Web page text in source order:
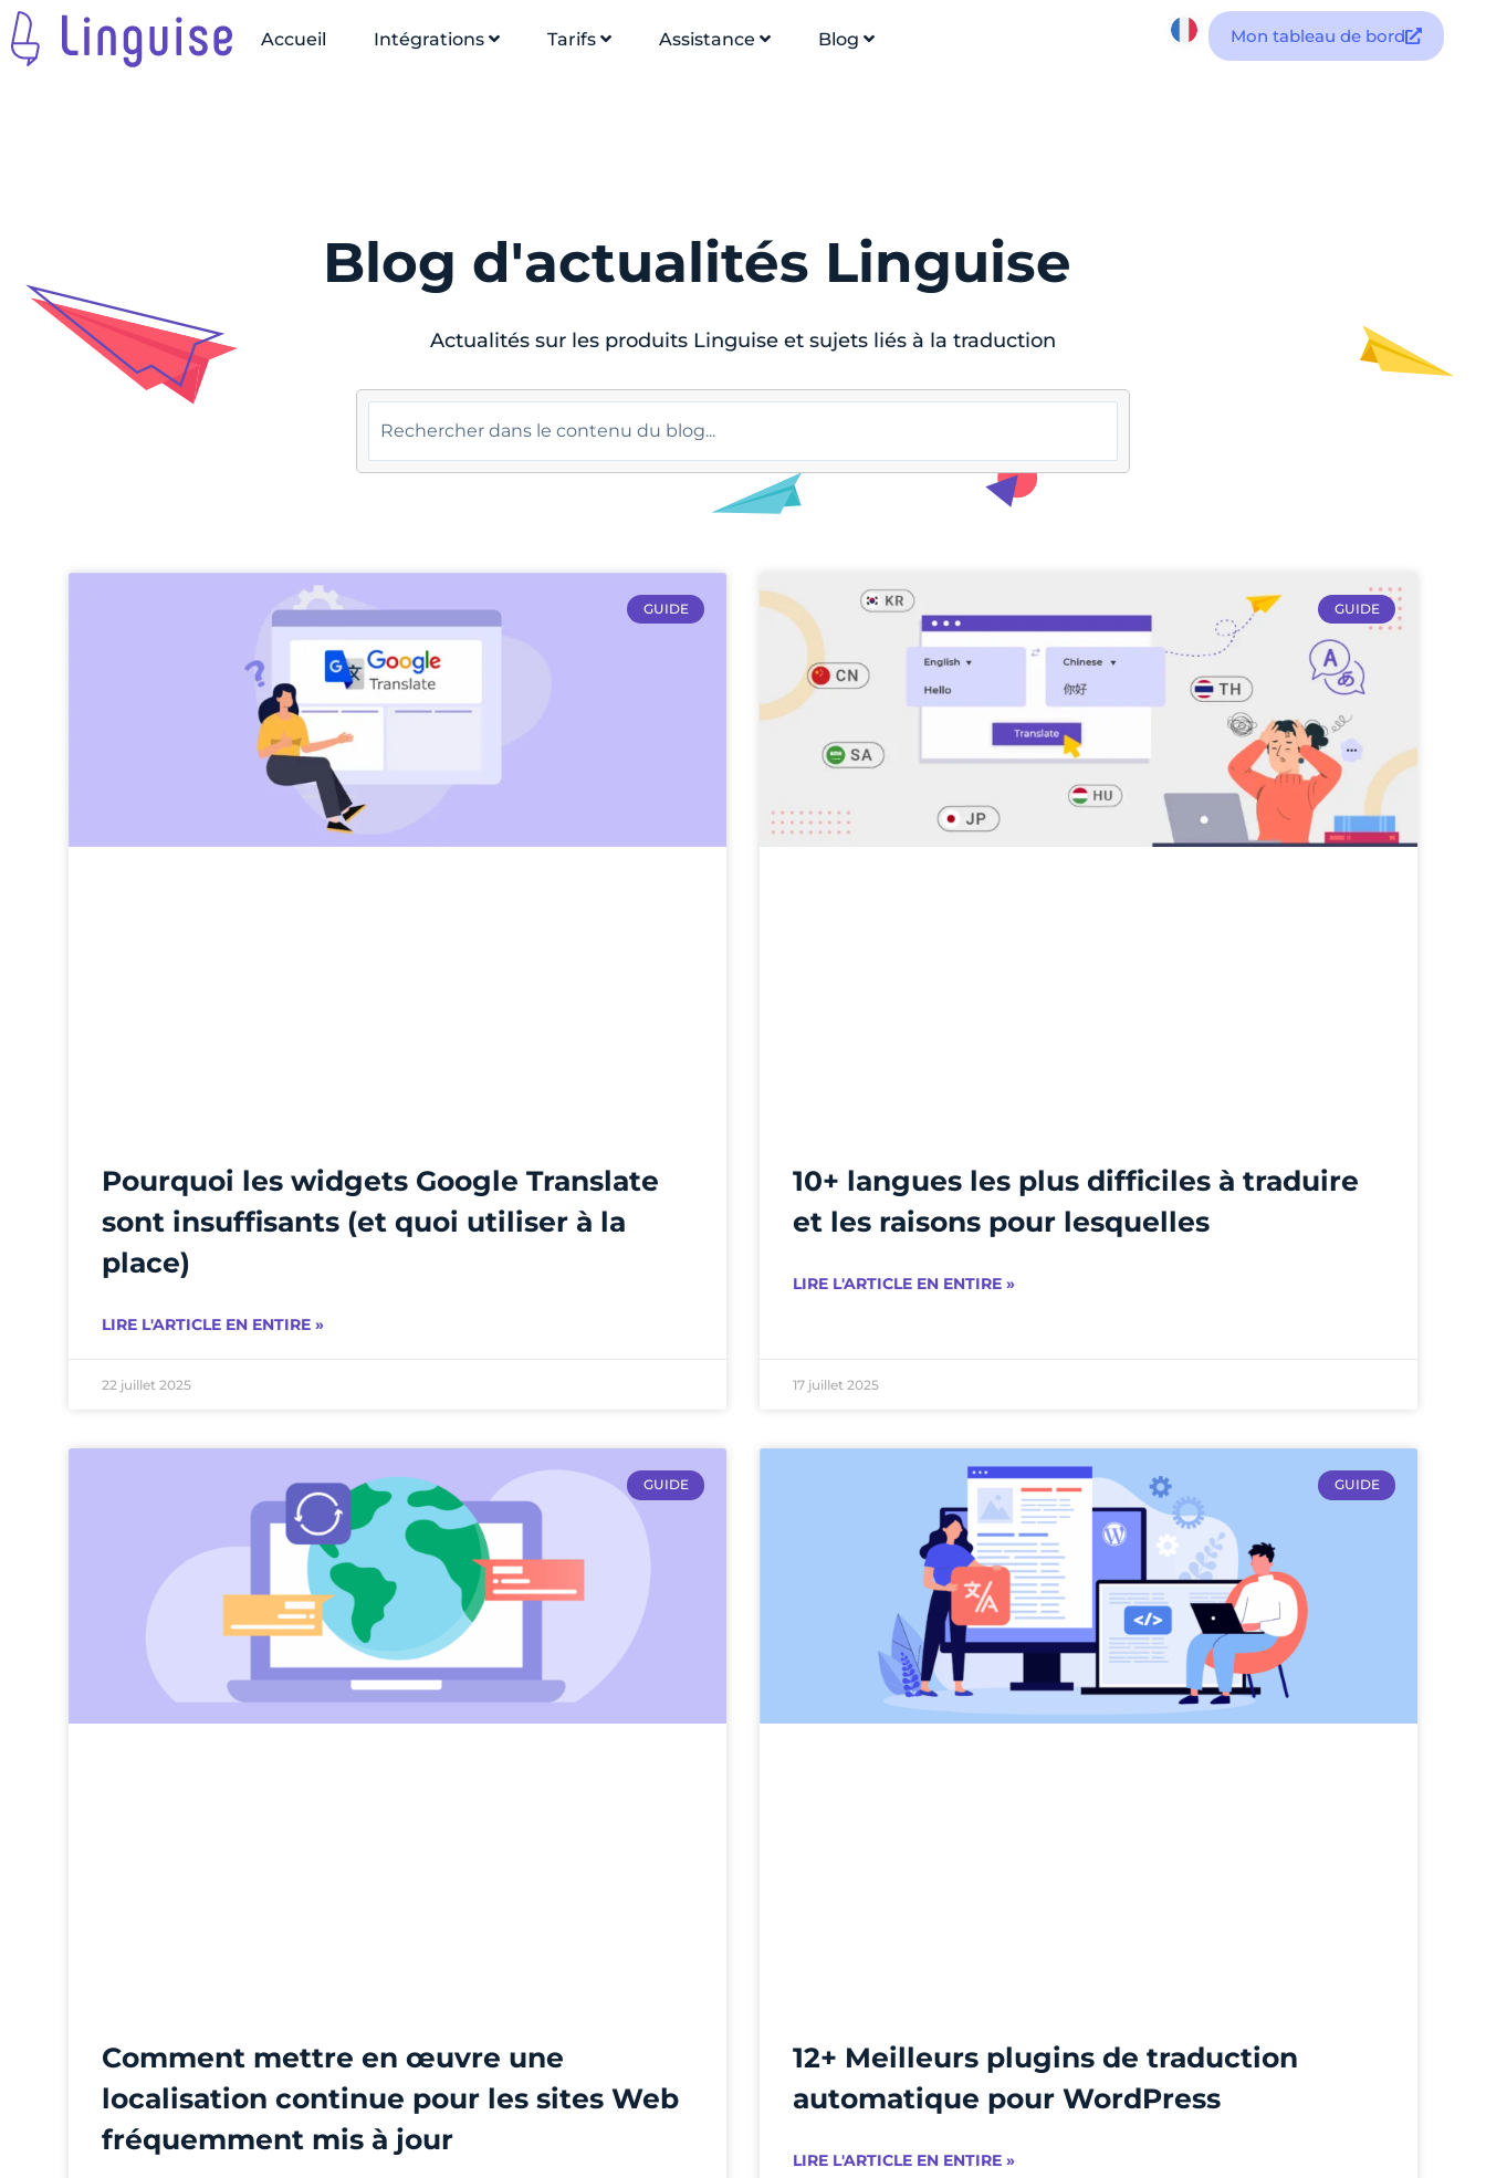
Accueil Intégrations Tarifs Assistance Blog Mon tableau de bord
Blog d'actualités Linguise
Actualités sur les produits Linguise et sujets liés à la traduction
GUIDE
Pourquoi les widgets Google Translate
sont insuffisants (et quoi utiliser à la
place)
LIRE L'ARTICLE EN ENTIRE »
22 juillet 2025
GUIDE
10+ langues les plus difficiles à traduire
et les raisons pour lesquelles
LIRE L'ARTICLE EN ENTIRE »
17 juillet 2025
GUIDE
Comment mettre en œuvre une
localisation continue pour les sites Web
fréquemment mis à jour
GUIDE
12+ Meilleurs plugins de traduction
automatique pour WordPress
LIRE L'ARTICLE EN ENTIRE »